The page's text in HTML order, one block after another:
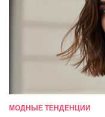
МОДНЫЕ ТЕНДЕНЦИИ